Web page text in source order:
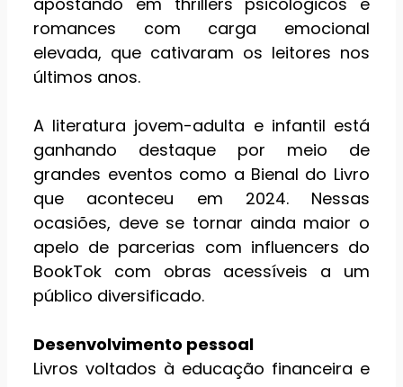
romances com carga emocional
elevada, que cativaram os leitores nos
últimos anos​.
A literatura jovem-adulta e infantil está
ganhando destaque por meio de
grandes eventos como a Bienal do Livro
que aconteceu em 2024. Nessas
ocasiões, deve se tornar ainda maior o
apelo de parcerias com influencers do
BookTok com obras acessíveis a um
público diversificado.
Desenvolvimento pessoal
Livros voltados à educação financeira e